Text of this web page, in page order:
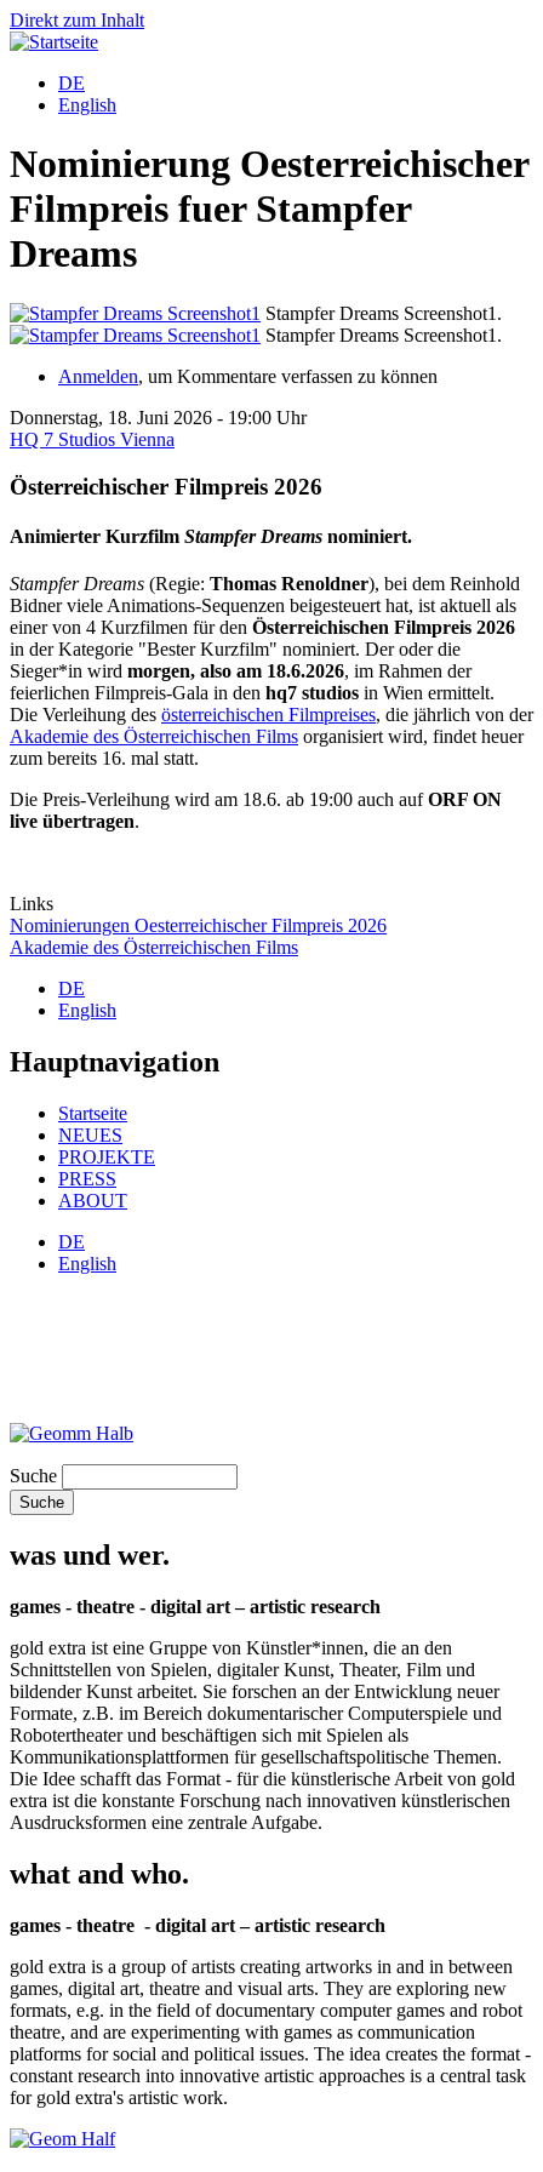
Direkt zum Inhalt
DE
English
Nominierung Oesterreichischer
Filmpreis fuer Stampfer
Dreams
Stampfer Dreams Screenshot1.
Stampfer Dreams Screenshot1.
Anmelden, um Kommentare verfassen zu können
Donnerstag, 18. Juni 2026 - 19:00 Uhr
HQ 7 Studios Vienna
Österreichischer Filmpreis 2026
Animierter Kurzfilm Stampfer Dreams nominiert.
Stampfer Dreams (Regie: Thomas Renoldner), bei dem Reinhold
Bidner viele Animations-Sequenzen beigesteuert hat, ist aktuell als
einer von 4 Kurzfilmen für den Österreichischen Filmpreis 2026
in der Kategorie "Bester Kurzfilm" nominiert. Der oder die
Sieger*in wird morgen, also am 18.6.2026, im Rahmen der
feierlichen Filmpreis-Gala in den hq7 studios in Wien ermittelt.
Die Verleihung des österreichischen Filmpreises, die jährlich von der
Akademie des Österreichischen Films organisiert wird, findet heuer
zum bereits 16. mal statt.
Die Preis-Verleihung wird am 18.6. ab 19:00 auch aufORF ON
live übertragen.
Links
Nominierungen Oesterreichischer Filmpreis 2026
Akademie des Österreichischen Films
DE
English
Hauptnavigation
Startseite
NEUES
PROJEKTE
PRESS
ABOUT
DE
English
Suche
was und wer.
games - theatre - digital art – artistic research
gold extra ist eine Gruppe von Künstler*innen, die an den
Schnittstellen von Spielen, digitaler Kunst, Theater, Film und
bildender Kunst arbeitet. Sie forschen an der Entwicklung neuer
Formate, z.B. im Bereich dokumentarischer Computerspiele und
Robotertheater und beschäftigen sich mit Spielen als
Kommunikationsplattformen für gesellschaftspolitische Themen.
Die Idee schafft das Format - für die künstlerische Arbeit von gold
extra ist die konstante Forschung nach innovativen künstlerischen
Ausdrucksformen eine zentrale Aufgabe.
what and who.
games - theatre - digital art – artistic research
gold extra is a group of artists creating artworks in and in between
games, digital art, theatre and visual arts. They are exploring new
formats, e.g. in the field of documentary computer games and robot
theatre, and are experimenting with games as communication
platforms for social and political issues. The idea creates the format -
constant research into innovative artistic approaches is a central task
for gold extra's artistic work.